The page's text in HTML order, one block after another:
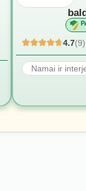
4.7(9)
Namai ir